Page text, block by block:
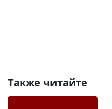
Также читайте